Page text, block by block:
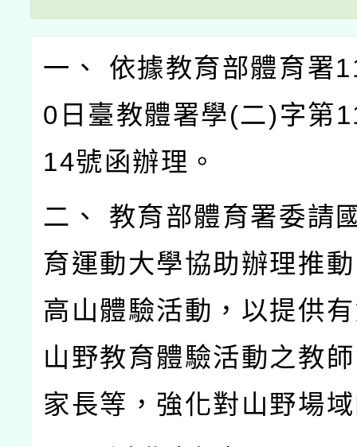
一、 依據教育部體育署
0日臺教體署學(二)字第
14號函辦理。
二、 教育部體育署委請
育運動大學協助辦理推
高山體驗活動，以提供
山野教育體驗活動之教
家長等，強化對山野場